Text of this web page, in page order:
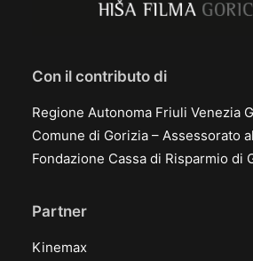
Con il contributo di
Regione Autonoma Friuli Venezia
Comune di Gorizia – Assessorato
Fondazione Cassa di Risparmio di
Partner
Kinemax